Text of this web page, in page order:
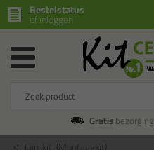
Bestelstatus
of inloggen
Gratisbezorging